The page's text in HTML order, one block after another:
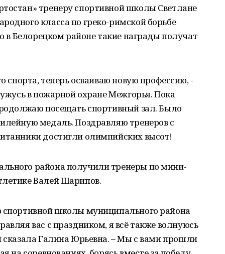
тренеру спортивной школы Светлане
класса по греко-римской борьбе
в Белорецком районе такие награды получат
теперь осваиваю новую профессию, -
в пожарной охране Межгорья. Пока
посещать спортивный зал. Было
медаль. Поздравляю тренеров с
достигли олимпийских высот!
района получили тренеры по мини-
Валей Шарипов.
спортивной школы муниципального района
вас с праздником, я всё также волнуюсь
Галина Юрьевна. – Мы с вами прошли